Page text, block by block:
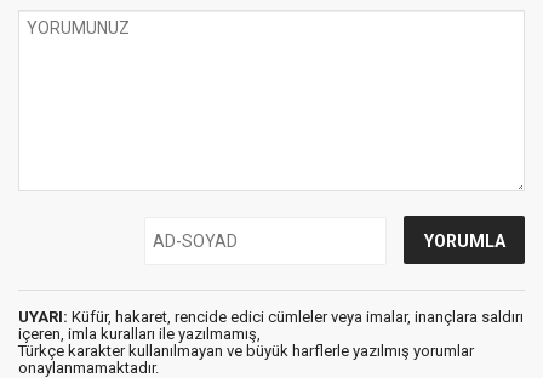
UYARI: Küfür, hakaret, rencide edici cümleler veya imalar, inançlara saldırı
içeren, imla kuralları ile yazılmamış,
Türkçe karakter kullanılmayan ve büyük harflerle yazılmış yorumlar
onaylanmamaktadır.